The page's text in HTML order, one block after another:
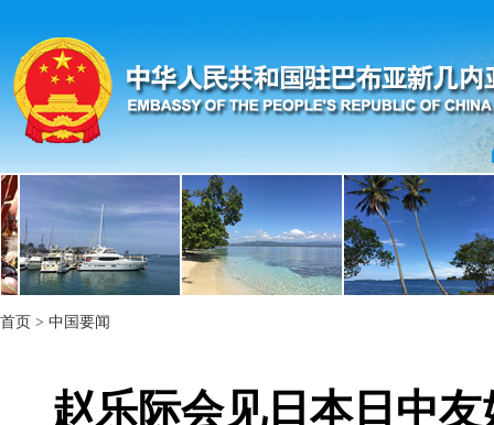
首页 > 中国要闻
赵乐际会见日本日中